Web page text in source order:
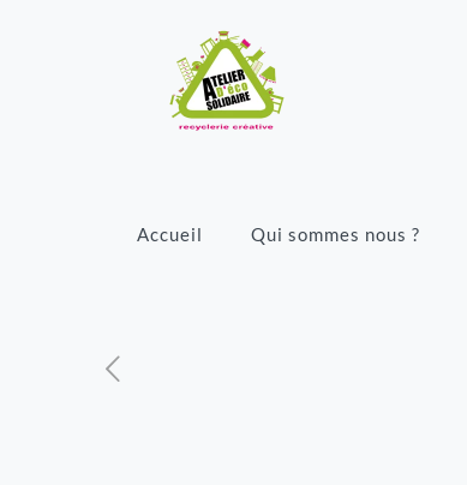
Accueil Qui sommes nous ?